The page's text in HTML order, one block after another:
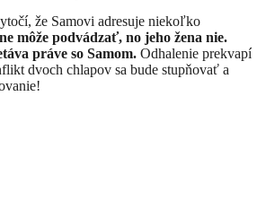
že Samovi adresuje niekoľko
môže podvádzať, no jeho žena nie.
práve so Samom. Odhalenie prekvapí
dvoch chlapov sa bude stupňovať a